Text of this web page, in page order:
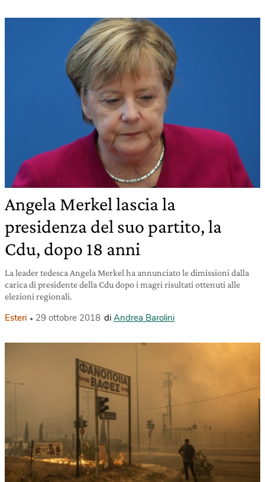
Angela Merkel lascia la
presidenza del suo partito, la
Cdu, dopo 18 anni
La leader tedesca Angela Merkel ha annunciato le dimissioni dalla
carica di presidente della Cdu dopo i magri risultati ottenuti alle
elezioni regionali.
Esteri 29 ottobre 2018 di Andrea Barolini